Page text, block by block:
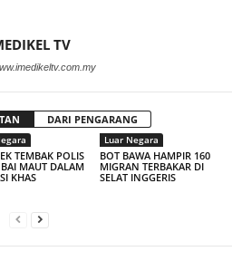
TV
DARI PENGARANG
TEMBAK POLIS
MAUT DALAM
KHAS
Luar Negara
BOT BAWA HAMPIR 160
MIGRAN TERBAKAR DI
SELAT INGGERIS